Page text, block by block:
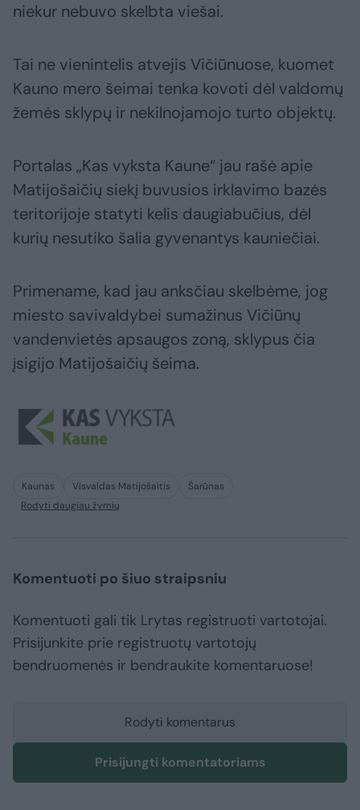
niekur nebuvo skelbta viešai.
Tai ne vienintelis atvejis Vičiūnuose, kuomet
Kauno mero šeimai tenka kovoti dėl valdomų
žemės sklypų ir nekilnojamojo turto objektų.
Portalas „Kas vyksta Kaune“ jau rašė apie
Matijošaičių siekį buvusios irklavimo bazės
teritorijoje statyti kelis daugiabučius, dėl
kurių nesutiko šalia gyvenantys kauniečiai.
Primename, kad jau anksčiau skelbėme, jog
miesto savivaldybei sumažinus Vičiūnų
vandenvietės apsaugos zoną, sklypus čia
įsigijo Matijošaičių šeima.
Kaunas Visvaldas Matijošaitis
Šarūnas
Rodyti daugiau žymių
Komentuoti po šiuo straipsniu
Komentuoti gali tik Lrytas registruoti vartotojai.
Prisijunkite prie registruotų vartotojų
bendruomenės ir bendraukite komentaruose!
Rodyti komentarus
Prisijungti komentatoriams